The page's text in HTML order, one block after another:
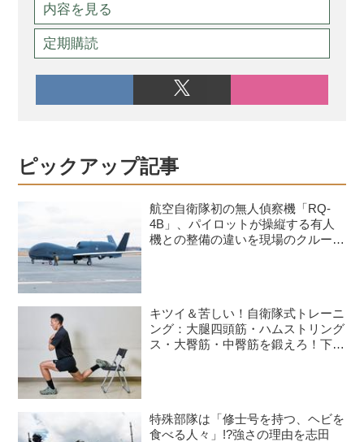
内容を見る
定期購読
ピックアップ記事
航空自衛隊初の無人偵察機「RQ-
4B」、パイロットが操縦する有人
機との整備の違いを現場のクルーが
キツイ＆苦しい！自衛隊式トレーニ
ング：大腿四頭筋・ハムストリング
ス・大臀筋・中臀筋を鍛えろ！下半
特殊部隊は「修士号を持つ、ヘビを
食べる人々」!?強さの理由を志田